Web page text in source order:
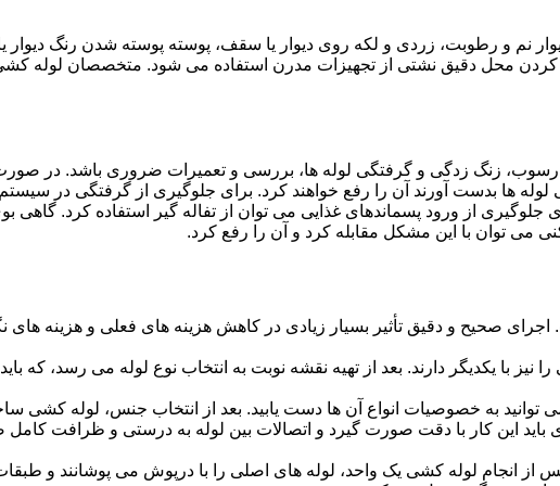
نم و رطوبت، زردی و لکه روی دیوار یا سقف، پوسته پوسته شدن رنگ
کردن محل دقیق نشتی از تجهیزات مدرن استفاده می شود. متخصصان لوله
زنگ زدگی و گرفتگی لوله ها، بررسی و تعمیرات ضروری باشد. در
ها بدست آورند آن را رفع خواهند کرد. برای جلوگیری از گرفتگی در
از ورود پسماندهای غذایی می توان از تفاله گیر استفاده کرد. گاهی
می توان با این مشکل مقابله کرد و آن را رفع کرد.
صحیح و دقیق تأثیر بسیار زیادی در کاهش هزینه های فعلی و هزینه های
با یکدیگر دارند. بعد از تهیه نقشه نوبت به انتخاب نوع لوله می رسد، که باید
به خصوصیات انواع آن ها دست یابید. بعد از انتخاب جنس، لوله کشی
این کار با دقت صورت گیرد و اتصالات بین لوله به درستی و ظرافت کامل
از انجام لوله کشی یک واحد، لوله های اصلی را با درپوش می پوشانند و طبقات